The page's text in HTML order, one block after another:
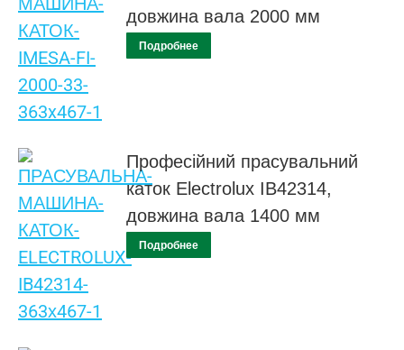
довжина вала 2000 мм
Подробнее
Професійний прасувальний
каток Electrolux IB42314,
довжина вала 1400 мм
Подробнее